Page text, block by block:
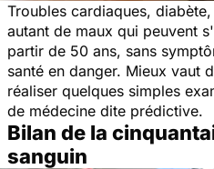
Troubles cardiaques,
autant de maux qui peuvent
partir de 50 ans, sans
santé en danger. Mieux vaut
réaliser quelques simples
de médecine dite prédictive.
Bilan de la
sanguin